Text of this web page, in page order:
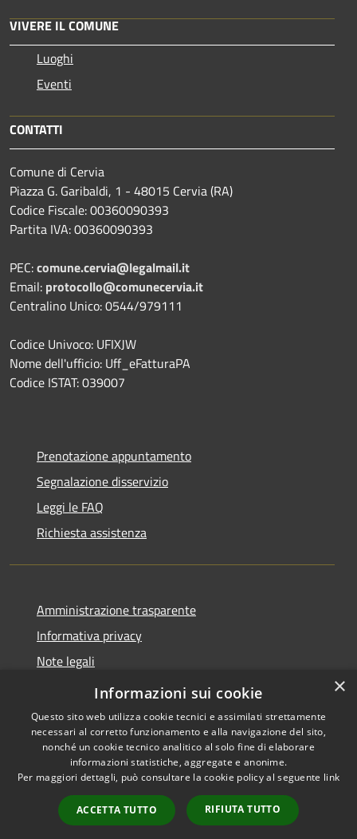
VIVERE IL COMUNE
Luoghi
Eventi
CONTATTI
Comune di Cervia
Piazza G. Garibaldi, 1 - 48015 Cervia (RA)
Codice Fiscale: 00360090393
Partita IVA: 00360090393
PEC:comune.cervia@legalmail.it
Email: protocollo@comunecervia.it
Centralino Unico: 0544/979111
Codice Univoco: UFIXJW
Nome dell'ufficio: Uff_eFatturaPA
Codice ISTAT: 039007
Prenotazione appuntamento
Segnalazione disservizio
Leggi le FAQ
Richiesta assistenza
Amministrazione trasparente
Informativa privacy
Note legali
Dichiarazione di accessibilità
Accessibilità
Copyright © 2026 • Comune di
Cervia • Powered by
Municipium•
Accesso
redazione
×
Informazioni sui cookie
Questo sito web utilizza cookie tecnici e assimilati strettamente
necessari al corretto funzionamento e alla navigazione del sito,
nonché un cookie tecnico analitico al solo fine di elaborare
informazioni statistiche, aggregate e anonime.
Per maggiori dettagli, può consultare la cookie policy al seguente link
ACCETTA TUTTO RIFIUTA TUTTO